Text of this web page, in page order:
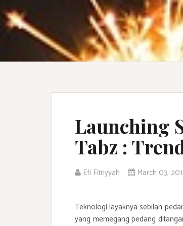
Launching
Tabz :
Efi Fitriyyah March 03,
Teknologi layaknya sebilah
yang memegang pedang